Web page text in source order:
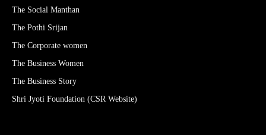
The Social Manthan
The Pothi Srijan
The Corporate women
The Business Women
The Business Story
Shri Jyoti Foundation (CSR Website)